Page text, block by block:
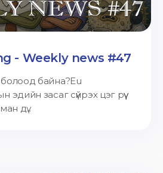
- Weekly news #47
байна?Eu
эдийн засаг сүйрэх цэг рүү
дү...